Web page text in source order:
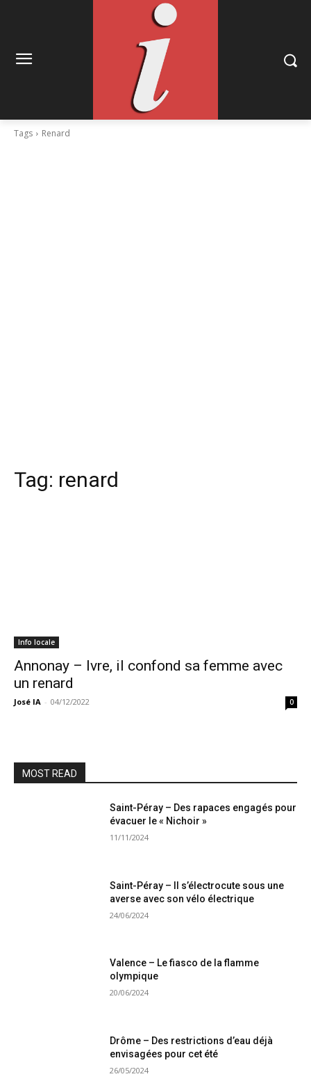
Tags Renard
Tag: renard
Info locale
Annonay – Ivre, il confond sa femme avec
un renard
José IA - 04/12/2022 0
MOST READ
Saint-Péray – Des rapaces engagés pour
évacuer le « Nichoir »
11/11/2024
Saint-Péray – Il s’électrocute sous une
averse avec son vélo électrique
24/06/2024
Valence – Le fiasco de la flamme
olympique
20/06/2024
Drôme – Des restrictions d’eau déjà
envisagées pour cet été
26/05/2024